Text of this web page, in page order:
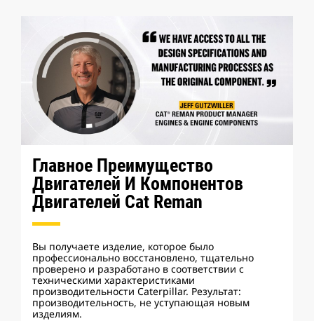
Главное Преимущество
Двигателей И Компонентов
Двигателей Cat Reman
Вы получаете изделие, которое было
профессионально восстановлено, тщательно
проверено и разработано в соответствии с
техническими характеристиками
производительности Caterpillar. Результат:
производительность, не уступающая новым
изделиям.